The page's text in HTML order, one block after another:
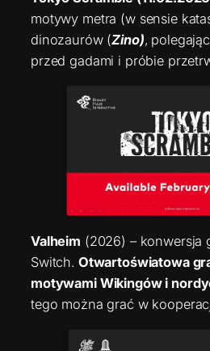
motywy metra (w sensie
dinozaurów (Zino),
przed gadami i próbie
Valheim (2026) – konwersja
Switch. Otwartoświatowa
motywami Wikingów i
tego można grać w